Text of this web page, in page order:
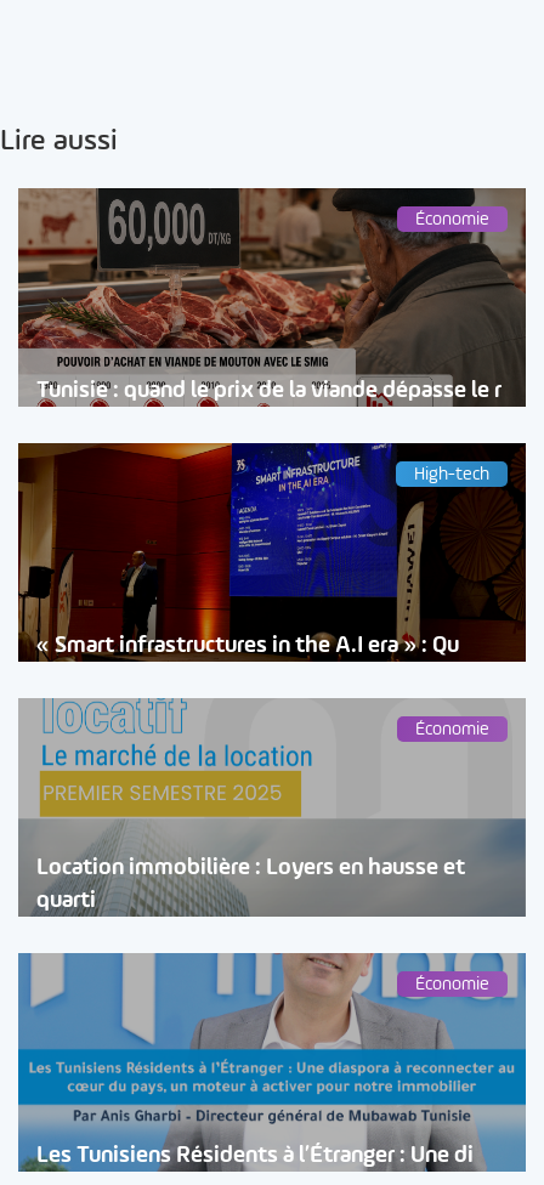
Lire aussi
Économie
Tunisie : quand le prix de la viande dépasse le r
High-tech
« Smart infrastructures in the A.I era » : Qu
Économie
Location immobilière : Loyers en hausse et
quarti
Économie
Les Tunisiens Résidents à l’Étranger : Une di